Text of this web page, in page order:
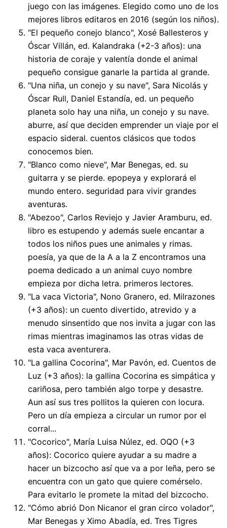
juego con las imágenes. Elegido como uno de los
mejores libros editaros en 2016 (según los niños).
"El pequeño conejo blanco", Xosé Ballesteros y
Óscar Villán, ed. Kalandraka (+2-3 años): una
historia de coraje y valentía donde el animal
pequeño consigue ganarle la partida al grande.
"Una niña, un conejo y su nave", Sara Nicolás y
Óscar Rull, Daniel Estandía, ed. un pequeño
planeta solo hay una niña, un conejo y su nave.
aburre, así que deciden emprender un viaje por el
espacio sideral. cuentos clásicos que todos
conocemos bien.
"Blanco como nieve", Mar Benegas, ed. su
guitarra y se pierde. epopeya y explorará el
mundo entero. seguridad para vivir grandes
aventuras.
"Abezoo", Carlos Reviejo y Javier Aramburu, ed.
libro es estupendo y además suele encantar a
todos los niños pues une animales y rimas.
poesía, ya que de la A a la Z encontramos una
poema dedicado a un animal cuyo nombre
empieza por dicha letra. primeros lectores.
"La vaca Victoria", Nono Granero, ed. Milrazones
(+3 años): un cuento divertido, atrevido y a
menudo sinsentido que nos invita a jugar con las
rimas mientras imaginamos las otras vidas de
esta vaca aventurera.
"La gallina Cocorina", Mar Pavón, ed. Cuentos de
Luz (+3 años): la gallina Cocorina es simpática y
cariñosa, pero también algo torpe y desastre.
Aun así sus tres pollitos la quieren con locura.
Pero un día empieza a circular un rumor por el
corral...
"Cocorico", María Luisa Núlez, ed. OQO (+3
años): Cocorico quiere ayudar a su madre a
hacer un bizcocho así que va a por leña, pero se
encuentra con un gato que quiere comérselo.
Para evitarlo le promete la mitad del bizcocho.
"Cómo abrió Don Nicanor el gran circo volador",
Mar Benegas y Ximo Abadía, ed. Tres Tigres